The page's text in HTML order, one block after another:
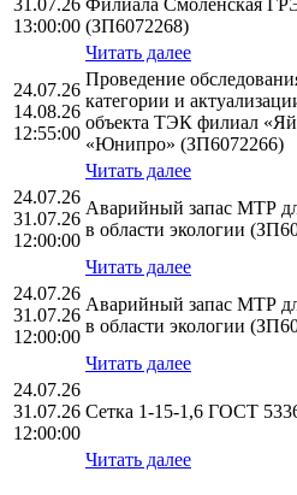
31.07.26
13:00:00
Филиала Смоленская
(ЗП6072268)
Читать далее
24.07.26
14.08.26
12:55:00
Проведение
категории и
объекта ТЭК филиал
«Юнипро» (ЗП6072266)
Читать далее
24.07.26
31.07.26
12:00:00
Аварийный запас МТР
в области экологии
Читать далее
24.07.26
31.07.26
12:00:00
Аварийный запас МТР
в области экологии
Читать далее
24.07.26
31.07.26
12:00:00
Сетка 1-15-1,6 ГОСТ
Читать далее